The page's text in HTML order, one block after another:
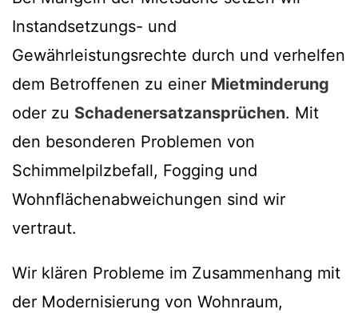
Instandsetzungs- und
Gewährleistungsrechte durch und verhelfen
dem Betroffenen zu einer Mietminderung
oder zu Schadenersatzansprüchen. Mit
den besonderen Problemen von
Schimmelpilzbefall, Fogging und
Wohnflächenabweichungen sind wir
vertraut.
Wir klären Probleme im Zusammenhang mit
der Modernisierung von Wohnraum,